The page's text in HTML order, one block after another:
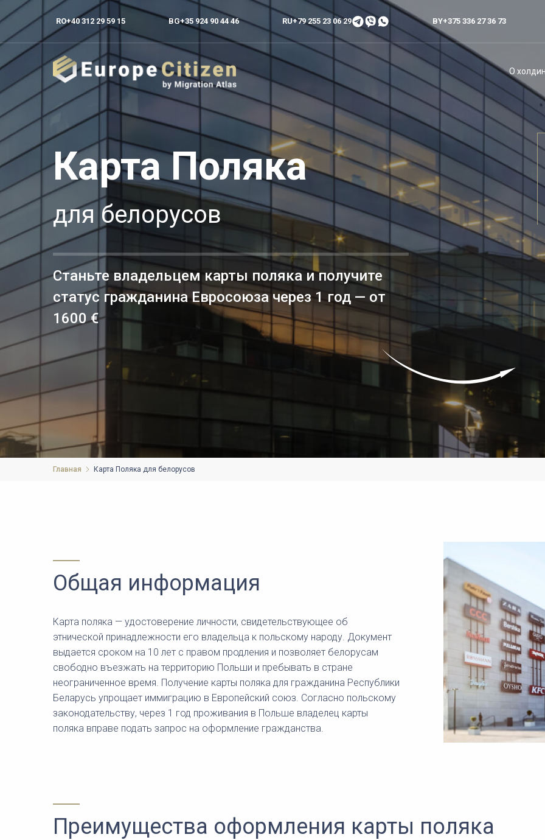
RO+40 312 29 59 15 BG+35 924 90 44 46 RU+79 255 23 06 29 BY+375 336 27 36 73
О
Карта Поляка
для белорусов
Станьте владельцем карты поляка и получите
статус гражданина Евросоюза через 1 год — от
1600 €
Главная Карта Поляка для белорусов
Общая информация
Карта поляка — удостоверение личности, свидетельствующее об
этнической принадлежности его владельца к польскому народу. Документ
выдается сроком на 10 лет с правом продления и позволяет белорусам
свободно въезжать на территорию Польши и пребывать в стране
неограниченное время. Получение карты поляка для гражданина Республики
Беларусь упрощает иммиграцию в Европейский союз. Согласно польскому
законодательству, через 1 год проживания в Польше владелец карты
поляка вправе подать запрос на оформление гражданства.
Преимущества оформления карты поляка